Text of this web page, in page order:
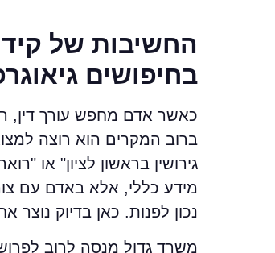
החשיבות של
בחיפושים
כאשר אדם מחפש עורך דין,
ברוב המקרים הוא רוצה
גירושין בראשון לציון" או
מידע כללי, אלא באדם עם
נכון לפנות. כאן בדיוק
משרד גדול מנסה לרוב